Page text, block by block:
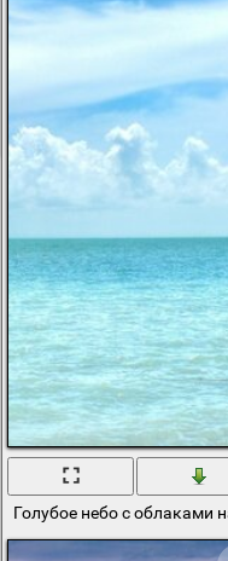
Голубое небо с облаками